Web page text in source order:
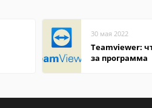
30 мая 2022
Teamviewer:
за программа